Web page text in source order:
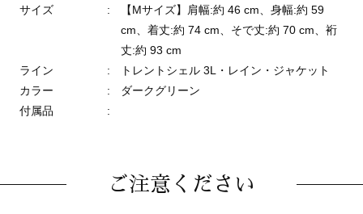
サイズ :
【Mサイズ】肩幅:約 46 cm、身幅:約 59
cm、着丈:約 74 cm、そで丈:約 70 cm、裄
丈:約 93 cm
ライン
:
トレントシェル 3L・レイン・ジャケット
カラー
:
ダークグリーン
付属品
:
ご注意ください